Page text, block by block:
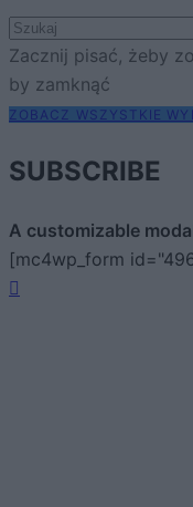
Zacznij pisać, żeby
by zamknąć
ZOBACZ WSZYSTKIE
SUBSCRIBE
A customizable
[mc4wp_form